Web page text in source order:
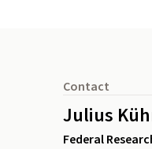
Contact
Julius
Federal